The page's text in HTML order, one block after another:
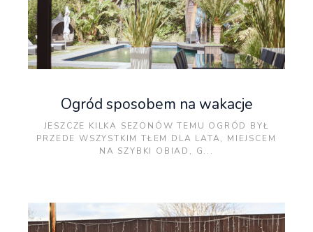
Ogród sposobem na wakacje
JESZCZE KILKA SEZONÓW TEMU OGRÓD BYŁ
PRZEDE WSZYSTKIM TŁEM DLA LATA, MIEJSCEM
NA SZYBKI OBIAD, G...